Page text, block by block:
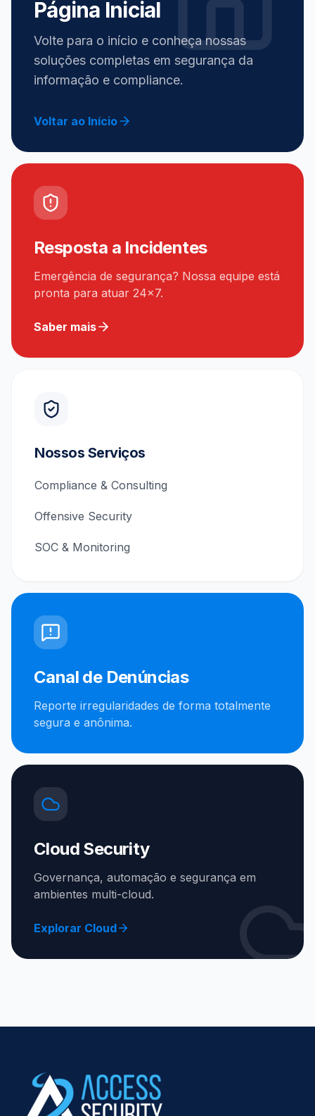
Página Inicial
Volte para o início e conheça nossas
soluções completas em segurança da
informação e compliance.
Voltar ao Início
Resposta a Incidentes
Emergência de segurança? Nossa equipe está
pronta para atuar 24x7.
Saber mais
Nossos Serviços
Compliance & Consulting
Offensive Security
SOC & Monitoring
Canal de Denúncias
Reporte irregularidades de forma totalmente
segura e anônima.
Cloud Security
Governança, automação e segurança em
ambientes multi-cloud.
Explorar Cloud